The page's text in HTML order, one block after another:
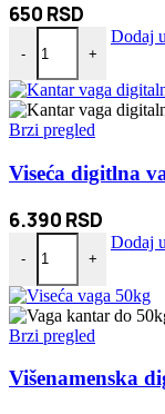
650 RSD
-
Tv polica iznad
+
Dodaj
Brzi pregled
Viseća digitlna
6.390 RSD
-
Viseća digitlna vaga
+
Dodaj
Brzi pregled
Višenamenska